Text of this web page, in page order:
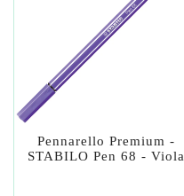
Pennarello Premium -
STABILO Pen 68 - Viola